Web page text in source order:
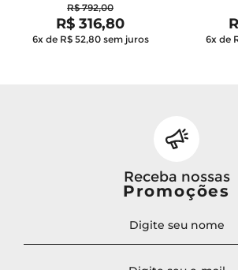
R$ 792,00
R$ 316,80
6x de R$ 52,80 sem juros 6x de
Receba nossas
Promoções